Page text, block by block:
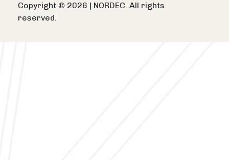
Copyright © 2026 | NORDEC. All rights
reserved.